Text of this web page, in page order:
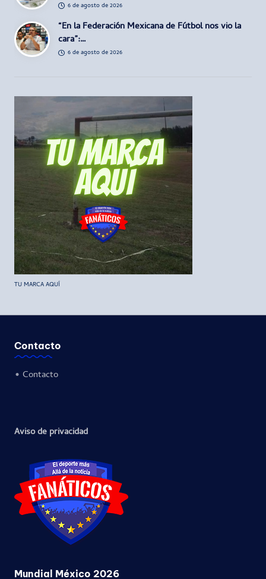
6 de agosto de 2026
“En la Federación Mexicana de Fútbol nos vio la
cara”:…
6 de agosto de 2026
TU MARCA AQUÍ
Contacto
• Contacto
Aviso de privacidad
Mundial México 2026